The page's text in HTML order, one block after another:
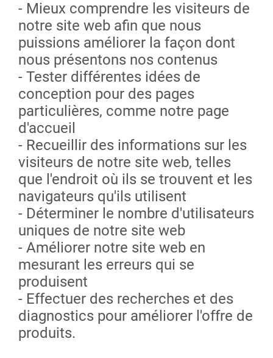
- Mieux comprendre les visiteurs de
notre site web afin que nous
puissions améliorer la façon dont
nous présentons nos contenus
- Tester différentes idées de
conception pour des pages
particulières, comme notre page
d'accueil
- Recueillir des informations sur les
visiteurs de notre site web, telles
que l'endroit où ils se trouvent et les
navigateurs qu'ils utilisent
- Déterminer le nombre d'utilisateurs
uniques de notre site web
- Améliorer notre site web en
mesurant les erreurs qui se
produisent
- Effectuer des recherches et des
diagnostics pour améliorer l'offre de
produits.